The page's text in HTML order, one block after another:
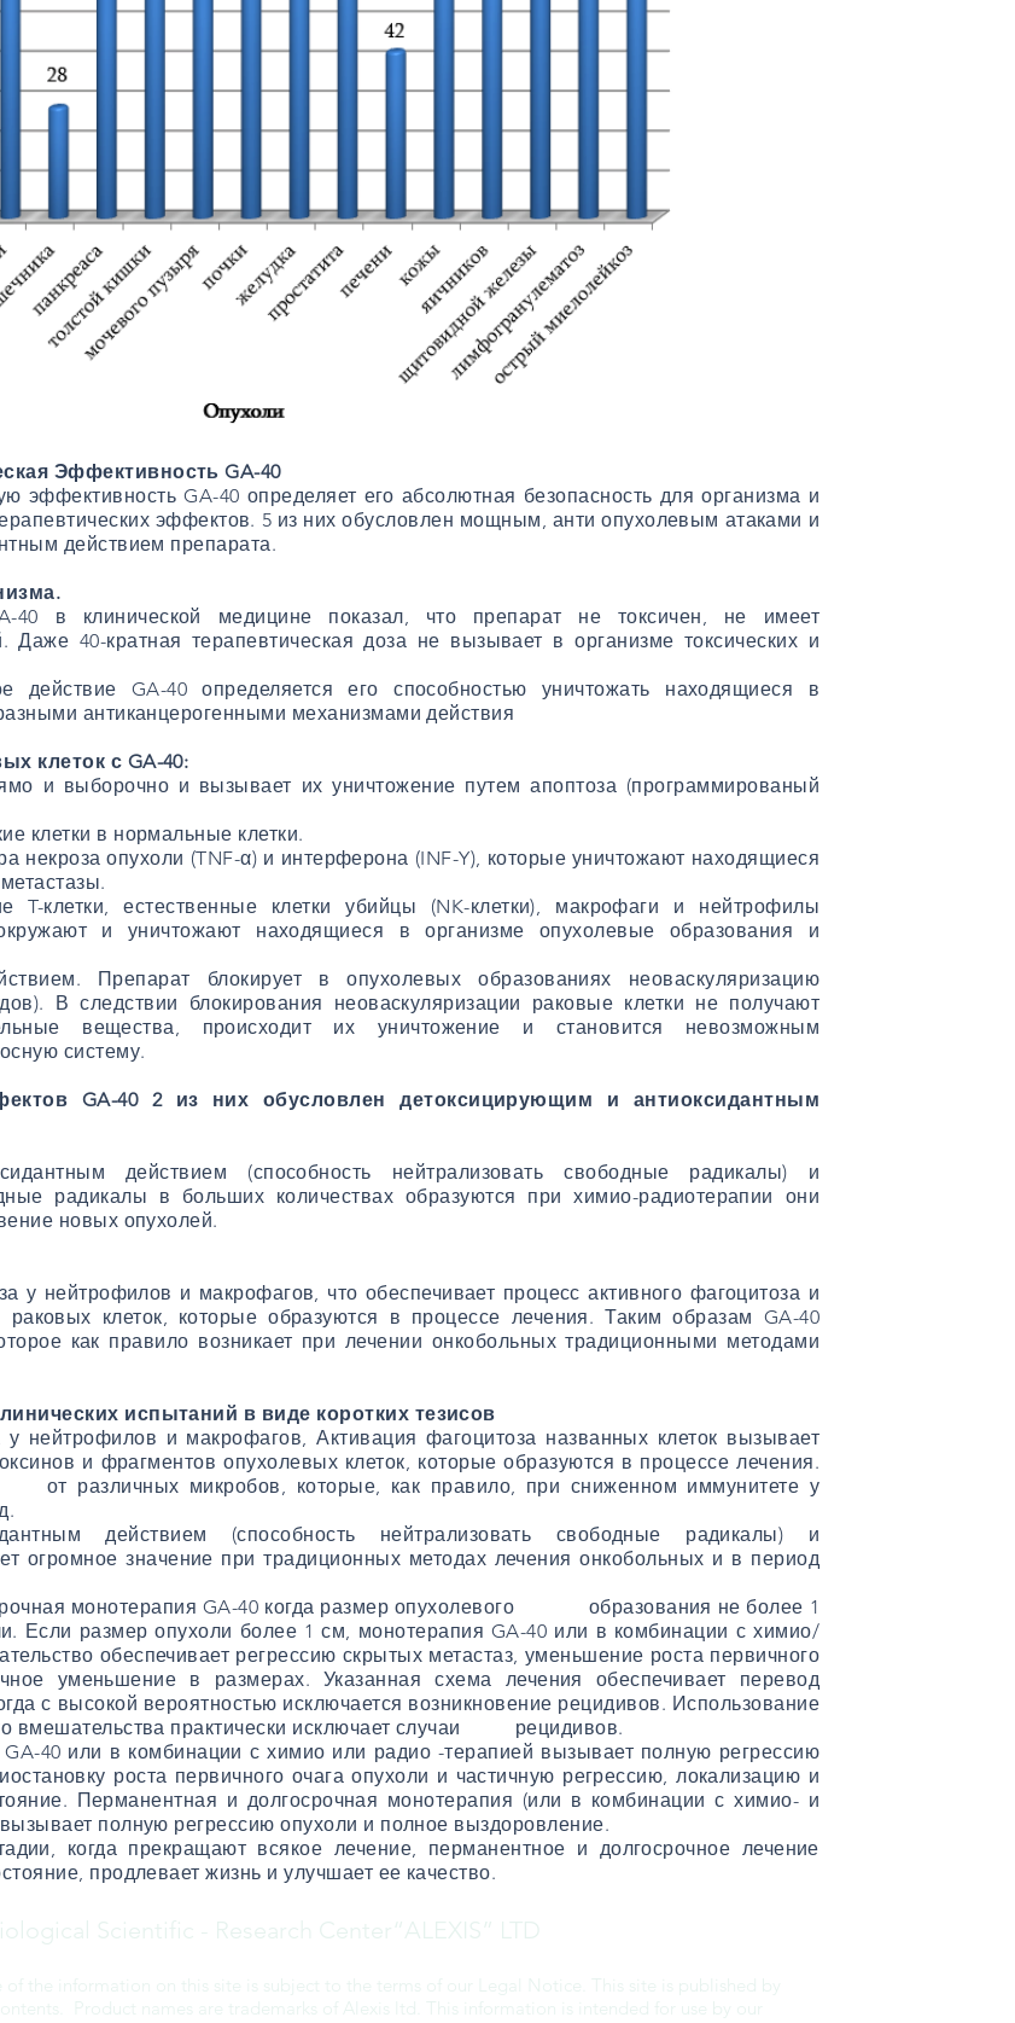
Эффективность GA-40
эффективность GA-40 определяет его абсолютная безопасность для организма и
эффектов. 5 из них обусловлен мощным, анти опухолевым атаками и
действием препарата.
40 в клинической медицине показал, что препарат не токсичен, не имеет
Даже 40-кратная терапевтическая доза не вызывает в организме токсических и
действие GA-40 определяется его способностью уничтожать находящиеся в
антиканцерогенными механизмами действия
клеток с GA-40:
и выборочно и вызывает их уничтожение путем апоптоза (программированый
клетки в нормальные клетки.
некроза опухоли (TNF-α) и интерферона (INF-Y), которые уничтожают находящиеся
T-клетки, естественные клетки убийцы (NK-клетки), макрофаги и нейтрофилы
и уничтожают находящиеся в организме опухолевые образования и
Препарат блокирует в опухолевых образованиях неоваскуляризацию
В следствии блокирования неоваскуляризации раковые клетки не получают
вещества, происходит их уничтожение и становится невозможным
систему.
GA-40 2 из них обусловлен детоксицирующим и антиоксидантным
действием (способность нейтрализовать свободные радикалы) и
радикалы в больших количествах образуются при химио-радиотерапии они
новых опухолей.
у нейтрофилов и макрофагов, что обеспечивает процесс активного фагоцитоза и
клеток, которые образуются в процессе лечения. Таким образам GA-40
как правило возникает при лечении онкобольных традиционными методами
испытаний в виде коротких тезисов
нейтрофилов и макрофагов, Активация фагоцитоза названных клеток вызывает
и фрагментов опухолевых клеток, которые образуются в процессе лечения.
различных микробов, которые, как правило, при сниженном иммунитете у
действием (способность нейтрализовать свободные радикалы) и
огромное значение при традиционных методах лечения онкобольных и в период
монотерапия GA-40 когда размер опухолевого образования не более 1
Если размер опухоли более 1 см, монотерапия GA-40 или в комбинации с химио/
обеспечивает регрессию скрытых метастаз, уменьшение роста первичного
уменьшение в размерах. Указанная схема лечения обеспечивает перевод
с высокой вероятностью исключается возникновение рецидивов. Использование
вмешательства практически исключает случаи рецидивов.
40 или в комбинации с химио или радио -терапией вызывает полную регрессию
роста первичного очага опухоли и частичную регрессию, локализацию и
Перманентная и долгосрочная монотерапия (или в комбинации с химио- и
полную регрессию опухоли и полное выздоровление.
когда прекращают всякое лечение, перманентное и долгосрочное лечение
продлевает жизнь и улучшает ее качество.
Scientific - Research Center“ALEXIS” LTD
of the information on this site is subject to the terms of our Legal Notice. This site is published by
Product names are trademarks of Alexis ltd. This information is intended for use by our